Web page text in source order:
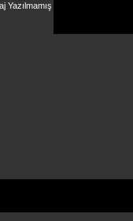
Yazılmamış